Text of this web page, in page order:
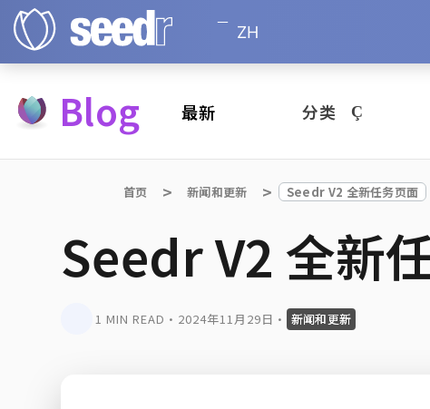
ZH
Blog 最新 分类
首页 新闻和更新 Seedr V2 全新任务页面
Seedr V2 全新
1 MIN READ • 2024年11月29日 • 新闻和更新